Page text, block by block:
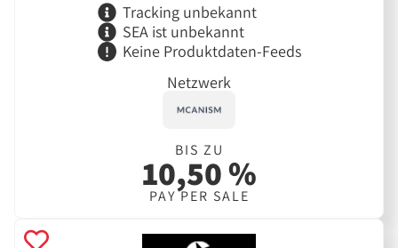
Tracking unbekannt
SEA ist unbekannt
Keine Produktdaten-Feeds
Netzwerk
BIS ZU
10,50 %
PAY PER SALE